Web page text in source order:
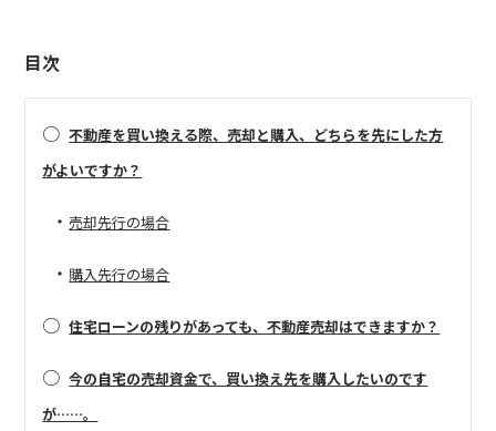
目次
○不動産を買い換える際、売却と購入、どちらを先にした方
がよいですか？
・ 売却先行の場合
・ 購入先行の場合
○住宅ローンの残りがあっても、不動産売却はできますか？
○今の自宅の売却資金で、買い換え先を購入したいのです
が……。